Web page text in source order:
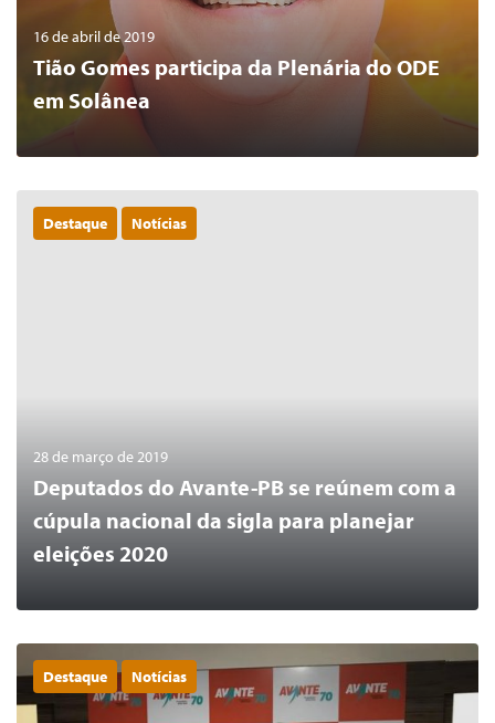
16 de abril de 2019
Tião Gomes participa da Plenária do ODE
em Solânea
Destaque Notícias
28 de março de 2019
Deputados do Avante-PB se reúnem com a
cúpula nacional da sigla para planejar
eleições 2020
Destaque Notícias